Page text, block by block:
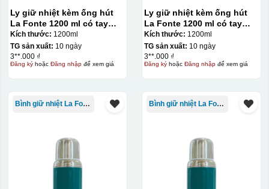
Ly giữ nhiệt kèm ống hút
La Fonte 1200 ml có tay
cầm – 012317
Kích thước: 1200ml
TG sản xuất: 10 ngày
3**.000 ₫
Đăng kýhoặc Đăng nhậpđể xem giá
Ly giữ nhiệt kèm ống hút
La Fonte 1200 ml có tay
cầm – 012317
Kích thước: 1200ml
TG sản xuất: 10 ngày
3**.000 ₫
Đăng kýhoặc Đăng nhậpđể xem giá
Bình giữ nhiệt La Fonte Bình giữ nhiệt La Fonte